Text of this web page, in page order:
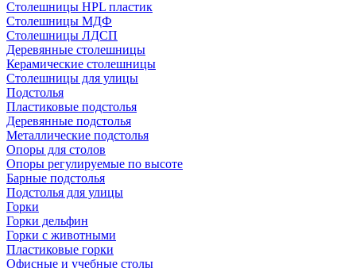
Столешницы HPL пластик
Столешницы МДФ
Столешницы ЛДСП
Деревянные столешницы
Керамические столешницы
Столешницы для улицы
Подстолья
Пластиковые подстолья
Деревянные подстолья
Металлические подстолья
Опоры для столов
Опоры регулируемые по высоте
Барные подстолья
Подстолья для улицы
Горки
Горки дельфин
Горки с животными
Пластиковые горки
Офисные и учебные столы